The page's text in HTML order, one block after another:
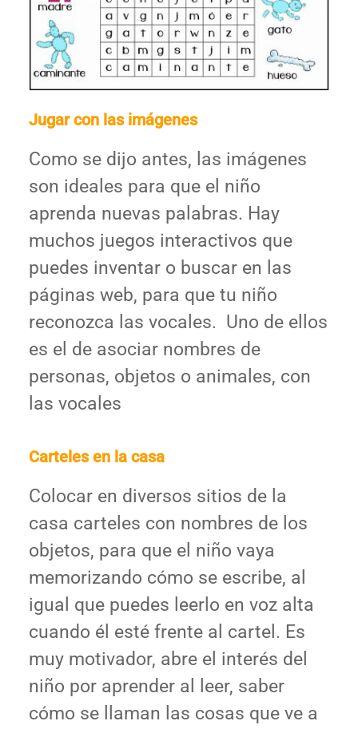
Jugar con las imágenes
Como se dijo antes, las imágenes
son ideales para que el niño
aprenda nuevas palabras. Hay
muchos juegos interactivos que
puedes inventar o buscar en las
páginas web, para que tu niño
reconozca las vocales. Uno de ellos
es el de asociar nombres de
personas, objetos o animales, con
las vocales
Carteles en la casa
Colocar en diversos sitios de la
casa carteles con nombres de los
objetos, para que el niño vaya
memorizando cómo se escribe, al
igual que puedes leerlo en voz alta
cuando él esté frente al cartel. Es
muy motivador, abre el interés del
niño por aprender al leer, saber
cómo se llaman las cosas que ve a